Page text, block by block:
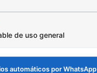
de uso general
automáticos por WhatsApp